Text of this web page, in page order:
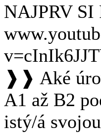
NAJPRV
❱❱ Aké
A1 až B2
istý/á